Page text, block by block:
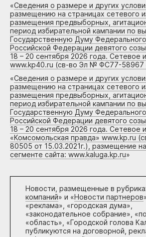
«Сведения о размере и других
размещению на страницах сетевого
размещения предвыборных,
период избирательной кампании по
Государственную Думу
Российской Федерации девятого
18 – 20 сентября 2026 года. Сетевое
www.kp40.ru (св-во Эл № ФС77-58967
«Сведения о размере и других
размещению на страницах сетевого
размещения предвыборных,
период избирательной кампании по
Государственную Думу
Российской Федерации девятого
18 – 20 сентября 2026 года. Сетевое
«Комсомольская правда» www.kp.ru
80505 от 15.03.2021г.), размещение
сегменте сайта: www.kaluga.kp.ru»
Новости, размещенные в
компаний» и «Новости партнеров
«реклама», «городская дума»,
«законодательное собрание»,
«область», «Городской голова
публикуются на договорной,